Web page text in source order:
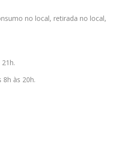
no local, retirada no local,
às 20h.